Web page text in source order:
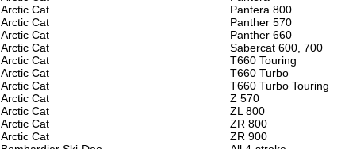
Arctic Cat
Pantera 800
Arctic Cat
Panther 570
Arctic Cat
Panther 660
Arctic Cat
Sabercat 600, 700
Arctic Cat
T660 Touring
Arctic Cat
T660 Turbo
Arctic Cat
T660 Turbo Touring
Arctic Cat
Z 570
Arctic Cat
ZL 800
Arctic Cat
ZR 800
Arctic Cat
ZR 900